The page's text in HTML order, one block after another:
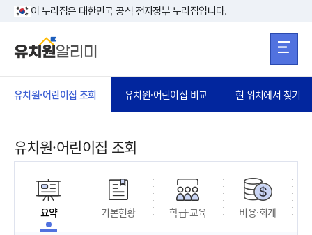
본문 바로가기
이 누리집은 대한민국 공식 전자정부 누리집입니다.
유치원·어린이집 조회 유치원·어린이집 비교 현 위치에서 찾기
유치원·어린이집 조회
요약 기본현황 학급·교육 비용·회계